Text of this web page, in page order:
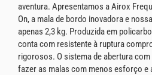
aventura. Apresentamos a Airox
On, a mala de bordo inovadora e
apenas 2,3 kg. Produzida em
conta com resistente à ruptura
rigorosos. O sistema de abertura
fazer as malas com menos esforço e